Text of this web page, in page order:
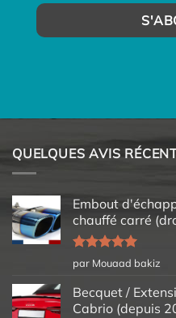
QUELQUES AVIS
Embout
chauffé carré
Note5sur
5
par Mouaad bakiz
Becquet /
Cabrio (depuis